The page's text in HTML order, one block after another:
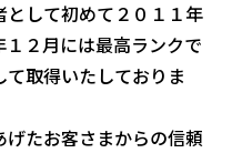
して初めて２０１１年
２月には最高ランクで
取得いたしておりま
たお客さまからの信頼